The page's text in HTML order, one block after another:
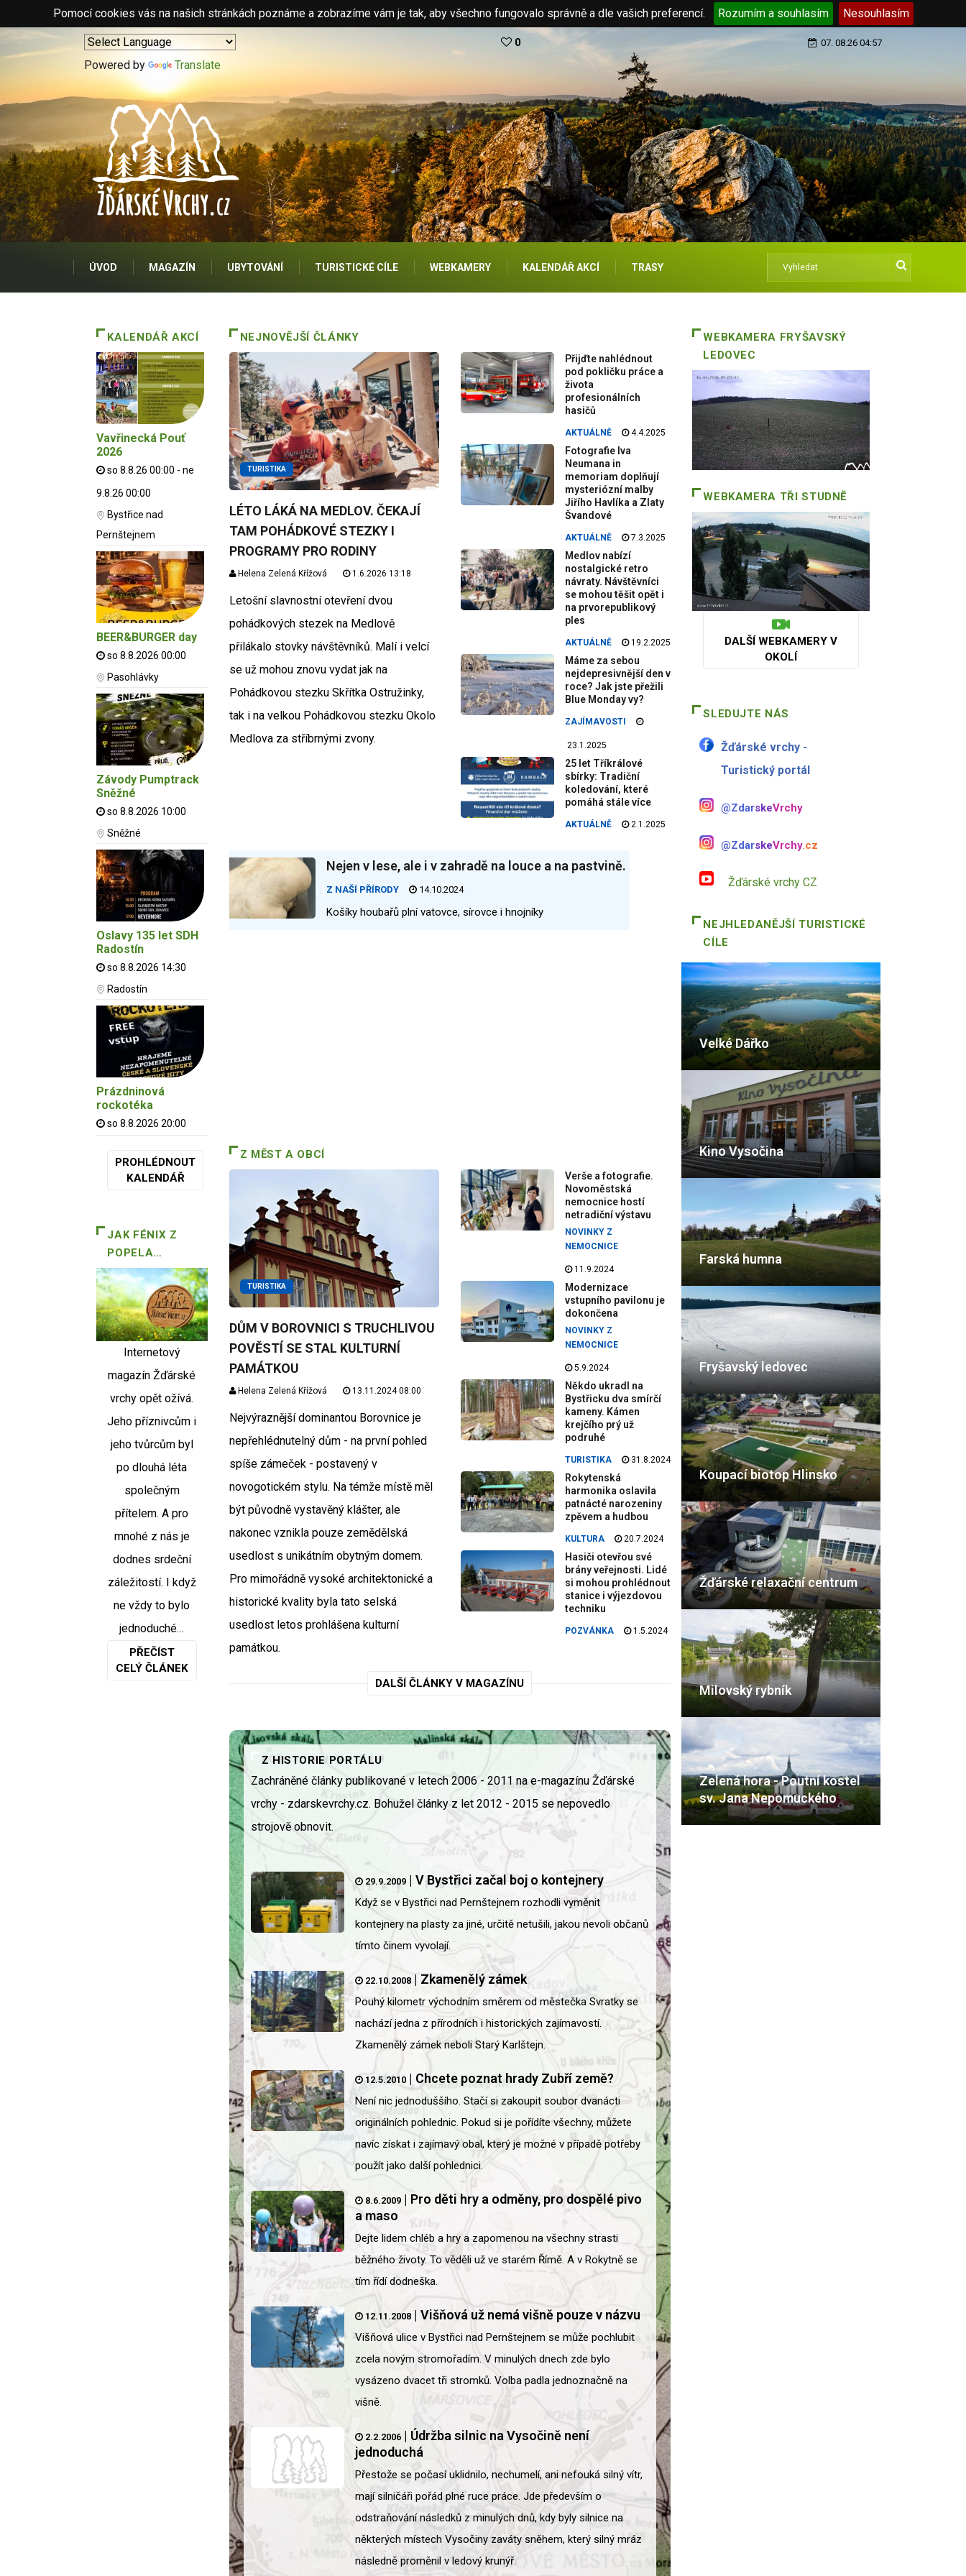
Pomocí cookies vás na našich stránkách poznáme a zobrazíme vám je tak, aby všechno fungovalo správně a dle vašich preferencí. Rozumím a souhlasím Nesouhlasím
Powered by Translate
0 07. 08.26 04:57
ÚVOD MAGAZÍN UBYTOVÁNÍ TURISTICKÉ CÍLE WEBKAMERY KALENDÁŘ AKCÍ TRASY
KALENDÁŘ AKCÍ
Vavřinecká Pouť
2026
so 8.8.26 00:00 - ne
9.8.26 00:00
Bystřice nad
Pernštejnem
BEER&BURGER day
so 8.8.2026 00:00
Pasohlávky
Závody Pumptrack
Sněžné
so 8.8.2026 10:00
Sněžné
Oslavy 135 let SDH
Radostín
so 8.8.2026 14:30
Radostín
Prázdninová
rockotéka
so 8.8.2026 20:00
PROHLÉDNOUT
KALENDÁŘ
JAK FÉNIX Z
POPELA…
Internetový
magazín Žďárské
vrchy opět ožívá.
Jeho příznivcům i
jeho tvůrcům byl
po dlouhá léta
společným
přítelem. A pro
mnohé z nás je
dodnes srdeční
záležitostí. I když
ne vždy to bylo
jednoduché…
PŘEČÍST
CELÝ ČLÁNEK
NEJNOVĚJŠÍ ČLÁNKY
TURISTIKA
LÉTO LÁKÁ NA MEDLOV. ČEKAJÍ
TAM POHÁDKOVÉ STEZKY I
PROGRAMY PRO RODINY
Helena Zelená Křížová 1.6.2026 13:18
Letošní slavnostní otevření dvou
pohádkových stezek na Medlově
přilákalo stovky návštěvníků. Malí i velcí
se už mohou znovu vydat jak na
Pohádkovou stezku Skřítka Ostružinky,
tak i na velkou Pohádkovou stezku Okolo
Medlova za stříbrnými zvony.
Přijďte nahlédnout
pod pokličku práce a
života
profesionálních
hasičů
AKTUÁLNĚ 4.4.2025
Fotografie Iva
Neumana in
memoriam doplňují
mysteriózní malby
Jiřího Havlíka a Zlaty
Švandové
AKTUÁLNĚ 7.3.2025
Medlov nabízí
nostalgické retro
návraty. Návštěvníci
se mohou těšit opět i
na prvorepublikový
ples
AKTUÁLNĚ 19.2.2025
Máme za sebou
nejdepresivnější den v
roce? Jak jste přežili
Blue Monday vy?
ZAJÍMAVOSTI
23.1.2025
25 let Tříkrálové
sbírky: Tradiční
koledování, které
pomáhá stále více
AKTUÁLNĚ 2.1.2025
Nejen v lese, ale i v zahradě na louce a na pastvině.
Z NAŠÍ PŘÍRODY 14.10.2024
Košíky houbařů plní vatovce, sírovce i hnojníky
Z MĚST A OBCÍ
TURISTIKA
DŮM V BOROVNICI S TRUCHLIVOU
POVĚSTÍ SE STAL KULTURNÍ
PAMÁTKOU
Helena Zelená Křížová 13.11.2024 08:00
Nejvýraznější dominantou Borovnice je
nepřehlédnutelný dům - na první pohled
spíše zámeček - postavený v
novogotickém stylu. Na témže místě měl
být původně vystavěný klášter, ale
nakonec vznikla pouze zemědělská
usedlost s unikátním obytným domem.
Pro mimořádně vysoké architektonické a
historické kvality byla tato selská
usedlost letos prohlášena kulturní
památkou.
Verše a fotografie.
Novoměstská
nemocnice hostí
netradiční výstavu
NOVINKY Z
NEMOCNICE
11.9.2024
Modernizace
vstupního pavilonu je
dokončena
NOVINKY Z
NEMOCNICE
5.9.2024
Někdo ukradl na
Bystřicku dva smírčí
kameny. Kámen
krejčího prý už
podruhé
TURISTIKA 31.8.2024
Rokytenská
harmonika oslavila
patnácté narozeniny
zpěvem a hudbou
KULTURA 20.7.2024
Hasiči otevřou své
brány veřejnosti. Lidé
si mohou prohlédnout
stanice i výjezdovou
techniku
POZVÁNKA 1.5.2024
DALŠÍ ČLÁNKY V MAGAZÍNU
Z HISTORIE PORTÁLU
Zachráněné články publikované v letech 2006 - 2011 na e-magazínu Žďárské
vrchy - zdarskevrchy.cz. Bohužel články z let 2012 - 2015 se nepovedlo
strojově obnovit.
29.9.2009| V Bystřici začal boj o kontejnery
Když se v Bystřici nad Pernštejnem rozhodli vyměnit
kontejnery na plasty za jiné, určitě netušili, jakou nevoli občanů
tímto činem vyvolají.
22.10.2008| Zkamenělý zámek
Pouhý kilometr východním směrem od městečka Svratky se
nachází jedna z přírodních i historických zajímavostí.
Zkamenělý zámek neboli Starý Karlštejn.
12.5.2010| Chcete poznat hrady Zubří země?
Není nic jednoduššího. Stačí si zakoupit soubor dvanácti
originálních pohlednic. Pokud si je pořídíte všechny, můžete
navíc získat i zajímavý obal, který je možné v případě potřeby
použít jako další pohlednici.
8.6.2009| Pro děti hry a odměny, pro dospělé pivo
a maso
Dejte lidem chléb a hry a zapomenou na všechny strasti
běžného životy. To věděli už ve starém Římě. A v Rokytně se
tím řídí dodneška.
12.11.2008| Višňová už nemá višně pouze v názvu
Višňová ulice v Bystřici nad Pernštejnem se může pochlubit
zcela novým stromořadím. V minulých dnech zde bylo
vysázeno dvacet tři stromků. Volba padla jednoznačně na
višně.
2.2.2006| Údržba silnic na Vysočině není
jednoduchá
Přestože se počasí uklidnilo, nechumelí, ani nefouká silný vítr,
mají silničáři pořád plné ruce práce. Jde především o
odstraňování následků z minulých dnů, kdy byly silnice na
některých místech Vysočiny zaváty sněhem, který silný mráz
následně proměnil v ledový krunýř.
WEBKAMERA FRYŠAVSKÝ
LEDOVEC
WEBKAMERA TŘI STUDNĚ
DALŠÍ WEBKAMERY V
OKOLÍ
SLEDUJTE NÁS
Žďárské vrchy -
Turistický portál
@ZdarskeVrchy
@ZdarskeVrchy.cz
Žďárské vrchy CZ
NEJHLEDANĚJŠÍ TURISTICKÉ
CÍLE
Velké Dářko
Kino Vysočina
Farská humna
Fryšavský ledovec
Koupací biotop Hlinsko
Žďárské relaxační centrum
Milovský rybník
Zelená hora - Poutní kostel
sv. Jana Nepomuckého